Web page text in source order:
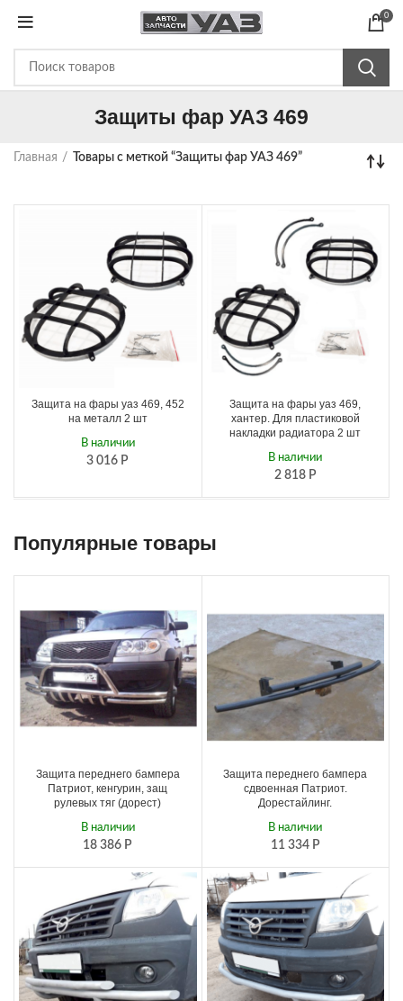
0
Защиты фар УАЗ 469
Главная Товары с меткой “Защиты фар УАЗ 469”
Защита на фары уаз 469, 452
на металл 2 шт
3 016 Р
В наличии
Защита на фары уаз 469,
хантер. Для пластиковой
накладки радиатора 2 шт
2 818 Р
В наличии
Популярные товары
Защита переднего бампера
Патриот, кенгурин, защ
рулевых тяг (дорест)
18 386 Р
В наличии
Защита переднего бампера
сдвоенная Патриот.
Дорестайлинг.
11 334 Р
В наличии